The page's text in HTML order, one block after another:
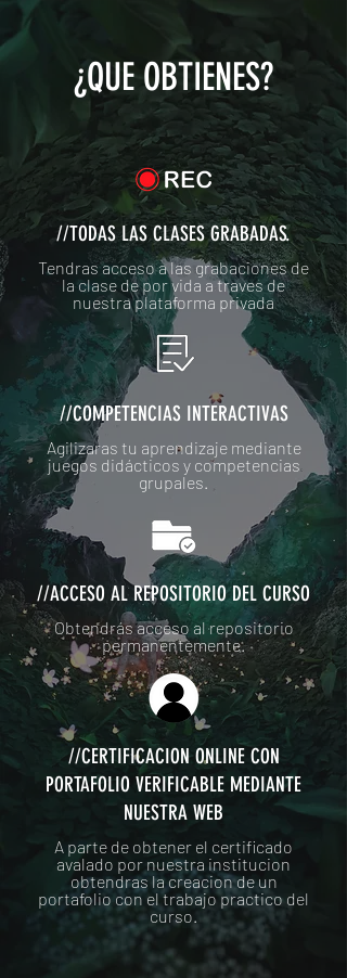
¿QUE OBTIENES?
//TODAS LAS CLASES GRABADAS.
Tendras acceso a las grabaciones de
la clase de por vida a traves de
nuestra plataforma privada
//COMPETENCIAS INTERACTIVAS
Agilizaras tu aprendizaje mediante
juegos didácticos y competencias
grupales.
//ACCESO AL REPOSITORIO DEL CURSO
Obtendrás acceso al repositorio
permanentemente.
//CERTIFICACION ONLINE CON
PORTAFOLIO VERIFICABLE MEDIANTE
NUESTRA WEB
A parte de obtener el certificado
avalado por nuestra institucion
obtendras la creacion de un
portafolio con el trabajo practico del
curso.